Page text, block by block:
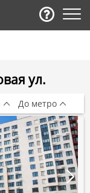
ул.
До метро